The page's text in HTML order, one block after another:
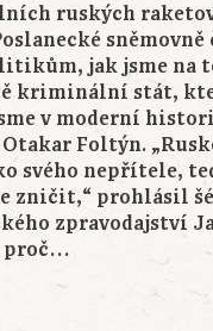
ruských
jak jsme na
kriminální stát,
v moderní
Foltýn.
svého nepřítele,
zničit,“ prohlásil
zpravodajství
proč…